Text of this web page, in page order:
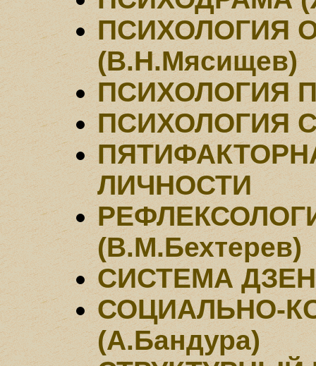
ПСИХОЛОГИЯ
(В.Н.Мясищев)
ПСИХОЛОГИЯ
ПСИХОЛОГИЯ
ЛИЧНОСТИ
(В.М.Бехтерев)
СИСТЕМА
СОЦИАЛЬНО-
(А.Бандура)